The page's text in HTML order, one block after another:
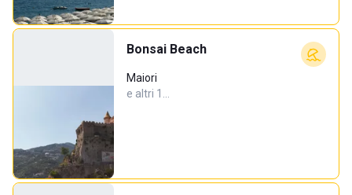
Bonsai Beach
Maiori
e altri 1…